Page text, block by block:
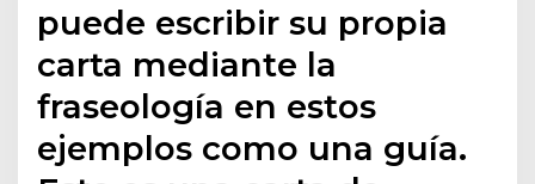
puede escribir su propia
carta mediante la
fraseología en estos
ejemplos como una guía.